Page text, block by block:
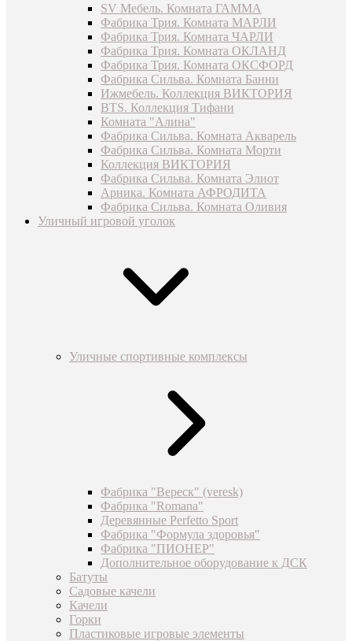
SV Мебель. Комната ГАММА
Фабрика Трия. Комната МАРЛИ
Фабрика Трия. Комната ЧАРЛИ
Фабрика Трия. Комната ОКЛАНД
Фабрика Трия. Комната ОКСФОРД
Фабрика Сильва. Комната Банни
Ижмебель. Коллекция ВИКТОРИЯ
BTS. Коллекция Тифани
Комната "Алина"
Фабрика Сильва. Комната Акварель
Фабрика Сильва. Комната Морти
Коллекция ВИКТОРИЯ
Фабрика Сильва. Комната Элиот
Арника. Комната АФРОДИТА
Фабрика Сильва. Комната Оливия
Уличный игровой уголок
Уличные спортивные комплексы
Фабрика "Вереск" (veresk)
Фабрика "Romana"
Деревянные Perfetto Sport
Фабрика "Формула здоровья"
Фабрика "ПИОНЕР"
Дополнительное оборудование к ДСК
Батуты
Садовые качели
Качели
Горки
Пластиковые игровые элементы